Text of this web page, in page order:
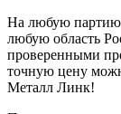
На любую партию
любую область
проверенными
точную цену
Металл Линк!